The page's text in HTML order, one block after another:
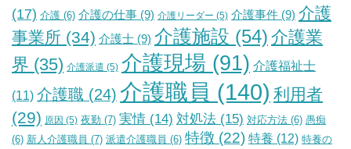
(17) 介護 (6) 介護の仕事 (9) 介護リーダー (5) 介護事件 (9) 介護
事業所 (34) 介護士 (9) 介護施設 (54) 介護業
界 (35) 介護派遣 (5) 介護現場 (91) 介護福祉士
(11) 介護職 (24) 介護職員 (140) 利用者
(29) 原因 (5) 夜勤 (7) 実情 (14) 対処法 (15) 対応方法 (6) 愚痴
(6) 新人介護職員 (7) 派遣介護職員 (6) 特徴 (22) 特養 (12) 特養の